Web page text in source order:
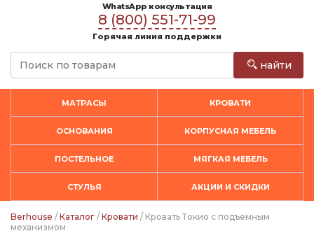
WhatsApp консультация
8 (800) 551-71-99
Горячая линия поддержки
найти
МАТРАСЫ КРОВАТИ
ОСНОВАНИЯ КОРПУСНАЯ МЕБЕЛЬ
ПОСТЕЛЬНОЕ МЯГКАЯ МЕБЕЛЬ
СТУЛЬЯ АКЦИИ И СКИДКИ
Berhouse / Каталог / Кровати / Кровать Токио с подъемным
механизмом